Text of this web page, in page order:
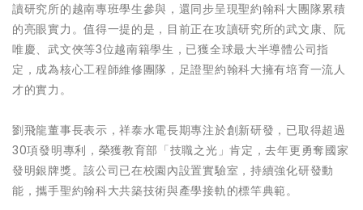
讀研究所的越南專班學生參與，還同步呈現聖約翰科大團隊累積
的亮眼實力。值得一提的是，目前正在攻讀研究所的武文康、阮
唯慶、武文俠等3位越南籍學生，已獲全球最大半導體公司指
定，成為核心工程師維修團隊，足證聖約翰科大擁有培育一流人
才的實力。
劉飛龍董事長表示，祥泰水電長期專注於創新研發，已取得超過
30項發明專利，榮獲教育部「技職之光」肯定，去年更勇奪國家
發明銀牌獎。該公司已在校園內設置實驗室，持續強化研發動
能，攜手聖約翰科大共築技術與產學接軌的標竿典範。